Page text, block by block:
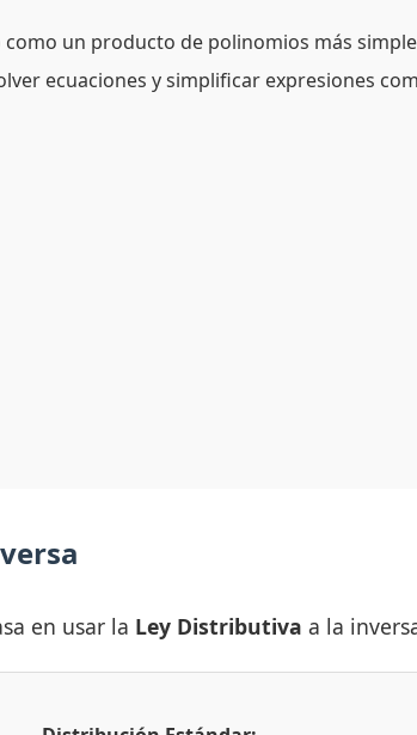
un producto de polinomios más
ecuaciones y simplificar expresiones
en usar la Ley Distributiva a la